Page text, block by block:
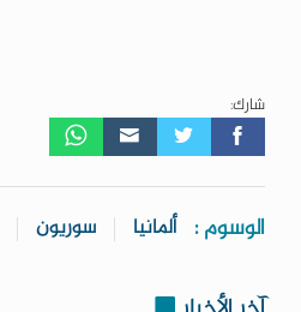
شارك:
الوسوم : ألمانيا سوريون